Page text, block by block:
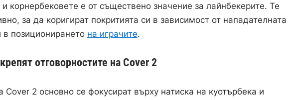
корнербековете е от съществено значение за лайнбекерите. Те
за да коригират покритията си в зависимост от нападателната
позиционирането на играчите.
отговорностите на Cover 2
2 основно се фокусират върху натиска на куотърбека и